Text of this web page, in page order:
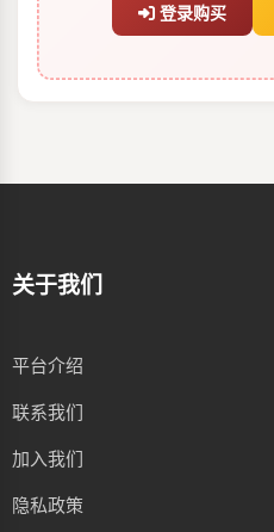
登录购买
关于我们
平台介绍
联系我们
加入我们
隐私政策